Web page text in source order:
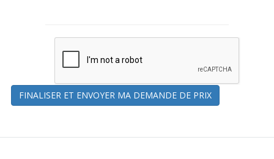
FINALISER ET ENVOYER MA DEMANDE DE PRIX